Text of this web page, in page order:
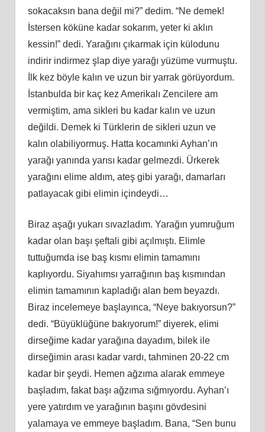
sokacaksın bana değil mi?” dedim. “Ne demek!
İstersen köküne kadar sokarım, yeter ki aklın
kessin!” dedi. Yarağını çıkarmak için külodunu
indirir indirmez şlap diye yarağı yüzüme vurmuştu.
İlk kez böyle kalın ve uzun bir yarrak görüyordum.
İstanbulda bir kaç kez Amerikalı Zencilere am
vermiştim, ama sikleri bu kadar kalın ve uzun
değildi. Demek ki Türklerin de sikleri uzun ve
kalın olabiliyormuş. Hatta kocamınki Ayhan’ın
yarağı yanında yarısı kadar gelmezdi. Ürkerek
yarağını elime aldım, ateş gibi yarağı, damarları
patlayacak gibi elimin içindeydi…
Biraz aşağı yukarı sıvazladım. Yarağın yumruğum
kadar olan başı şeftali gibi açılmıştı. Elimle
tuttuğumda ise baş kısmı elimin tamamını
kaplıyordu. Siyahımsı yarrağının baş kısmından
elimin tamamının kapladığı alan bem beyazdı.
Biraz incelemeye başlayınca, “Neye bakıyorsun?”
dedi. “Büyüklüğüne bakıyorum!” diyerek, elimi
dirseğime kadar yarağına dayadım, bilek ile
dirseğimin arası kadar vardı, tahminen 20-22 cm
kadar bir şeydi. Hemen ağzıma alarak emmeye
başladım, fakat başı ağzıma sığmıyordu. Ayhan’ı
yere yatırdım ve yarağının başını gövdesini
yalamaya ve emmeye başladım. Bana, “Sen bunu